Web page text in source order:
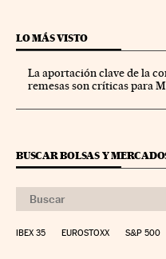
LO MÁS VISTO
La aportación clave de la
remesas son críticas para
BUSCAR BOLSAS Y
IBEX 35 EUROSTOXX S&P 500